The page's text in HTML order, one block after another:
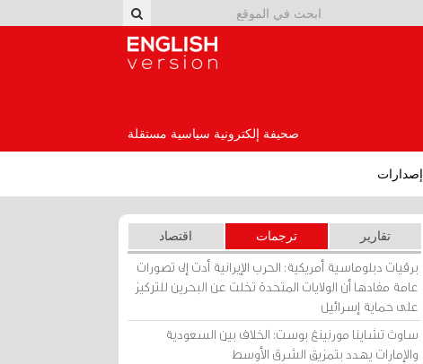
صحيفة إلكترونية سياسية مستقلة
إصدارات
تقارير ترجمات اقتصاد
برقيات دبلوماسية أمريكية: الحرب الإيرانية أدت إلى تصورات
عامة مفادها أن الولايات المتحدة تخلت عن البحرين للتركيز
على حماية إسرائيل
ساوث تشاينا مورنينغ بوست: الخلاف بين السعودية
والإمارات يهدد بتمزيق الشرق الأوسط